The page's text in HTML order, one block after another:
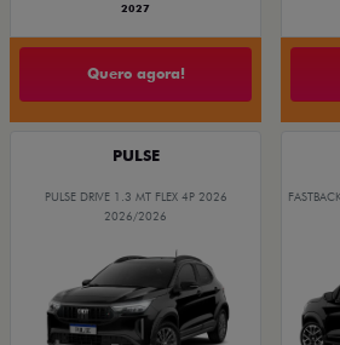
2027
Quero agora!
PULSE
PULSE DRIVE 1.3 MT FLEX 4P 2026
2026/2026